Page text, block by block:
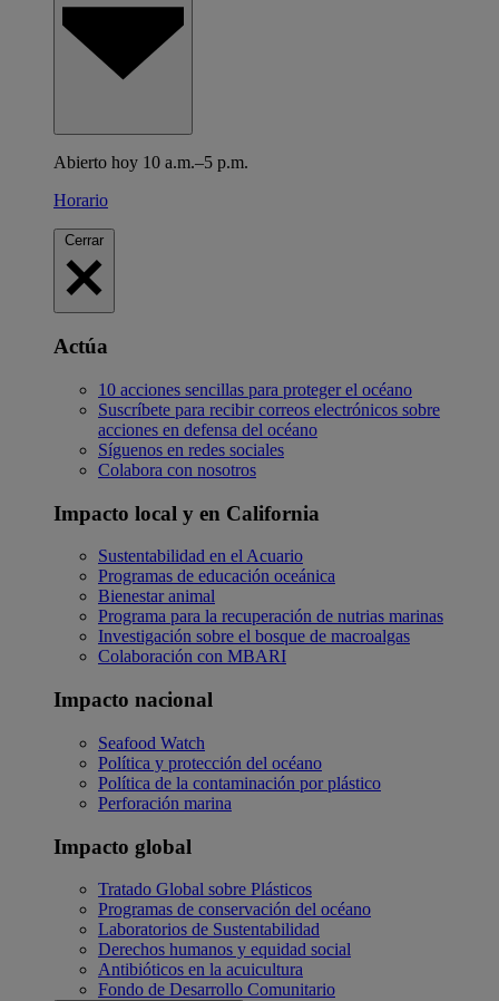
Abierto hoy 10 a.m.–5 p.m.
Horario
Cerrar
Actúa
10 acciones sencillas para proteger el océano
Suscríbete para recibir correos electrónicos sobre
acciones en defensa del océano
Síguenos en redes sociales
Colabora con nosotros
Impacto local y en California
Sustentabilidad en el Acuario
Programas de educación oceánica
Bienestar animal
Programa para la recuperación de nutrias marinas
Investigación sobre el bosque de macroalgas
Colaboración con MBARI
Impacto nacional
Seafood Watch
Política y protección del océano
Política de la contaminación por plástico
Perforación marina
Impacto global
Tratado Global sobre Plásticos
Programas de conservación del océano
Laboratorios de Sustentabilidad
Derechos humanos y equidad social
Antibióticos en la acuicultura
Fondo de Desarrollo Comunitario